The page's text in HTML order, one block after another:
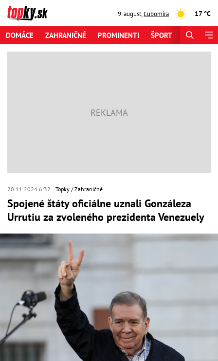
9. august,Ľubomíra 17 °C
DOMÁCE ZAHRANIČNÉ PROMINENTI ŠPORT
20.11.2024 6:32 Topky Zahraničné
Spojené štáty oficiálne uznali Gonzáleza
Urrutiu za zvoleného prezidenta Venezuely